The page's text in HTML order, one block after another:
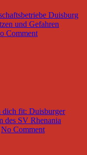
Duisburg
und Gefahren
Comment
dich fit: Duisburger
des SV Rhenania
No Comment